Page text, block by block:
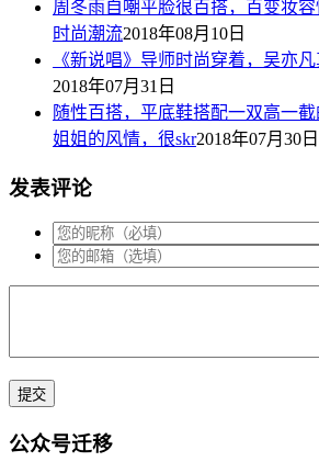
周冬雨自嘲平脸很百搭，百变妆
时尚潮流2018年08月10日
《新说唱》导师时尚穿着，吴亦
2018年07月31日
随性百搭，平底鞋搭配一双高一
姐姐的风情，很skr2018年07月30日
发表评论
公众号迁移